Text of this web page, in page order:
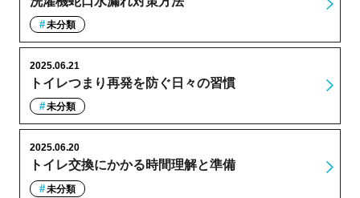
未分類
トイレつまり再発を防ぐ日々の習慣
2025.06.21
未分類
トイレ交換にかかる時間理解と準備
2025.06.20
未分類